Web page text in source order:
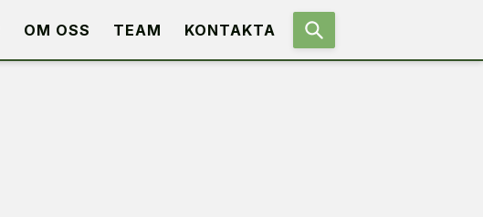
OM OSS TEAM KONTAKTA